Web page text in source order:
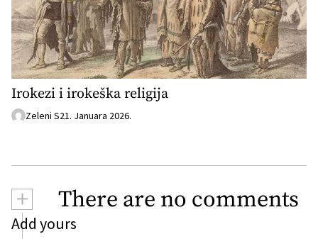
Irokezi i irokeška religija
Zeleni S21. Januara 2026.
+ There are no comments
Add yours